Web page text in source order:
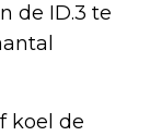
de ID.3 te
koel de